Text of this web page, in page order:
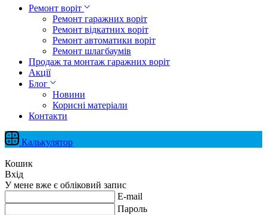
Ремонт воріт
Ремонт гаражних воріт
Ремонт відкатних воріт
Ремонт автоматики воріт
Ремонт шлагбаумів
Продаж та монтаж гаражних воріт
Акції
Блог
Новини
Корисні матеріали
Контакти
Калькулятор
Кошик
Вхід
У мене вже є обліковий запис
E-mail
Пароль